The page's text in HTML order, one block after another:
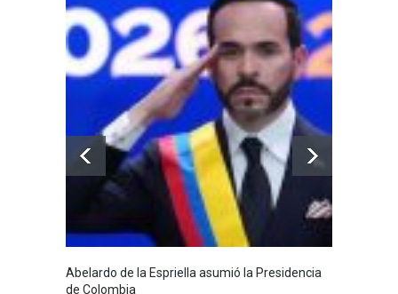
Abelardo de la Espriella asumió la Presidencia
de Colombia